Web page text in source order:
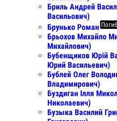
Бриль Андрей
Васильович)
Брунько Роман Погиб
Брьохов Михайло
Михайлович)
Бубенщиков Юрій
Юрий Васильевич)
Бублей Олег
Владимирович)
Буздиган Ілля
Николаевич)
Бузыка Василий